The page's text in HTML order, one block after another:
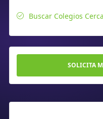
Buscar Colegios
SOLICITA